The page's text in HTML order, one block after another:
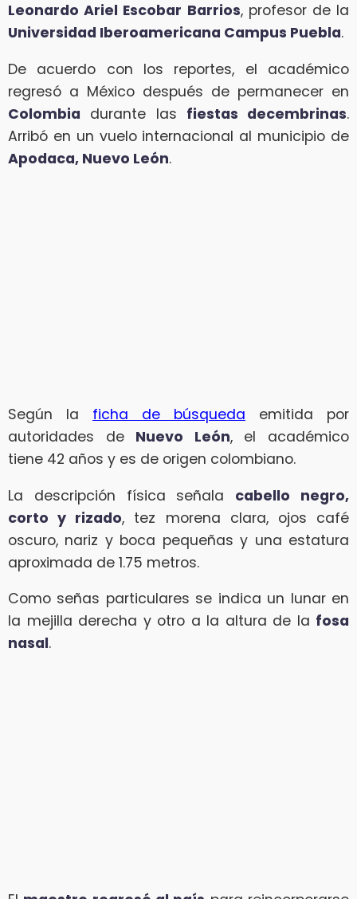
Leonardo Ariel Escobar Barrios, profesor de la
Universidad Iberoamericana Campus Puebla.
De acuerdo con los reportes, el académico
regresó a México después de permanecer en
Colombia durante las fiestas decembrinas.
Arribó en un vuelo internacional al municipio de
Apodaca, Nuevo León.
Según la ficha de búsqueda emitida por
autoridades de Nuevo León, el académico
tiene 42 años y es de origen colombiano.
La descripción física señala cabello negro,
corto y rizado, tez morena clara, ojos café
oscuro, nariz y boca pequeñas y una estatura
aproximada de 1.75 metros.
Como señas particulares se indica un lunar en
la mejilla derecha y otro a la altura de la fosa
nasal.